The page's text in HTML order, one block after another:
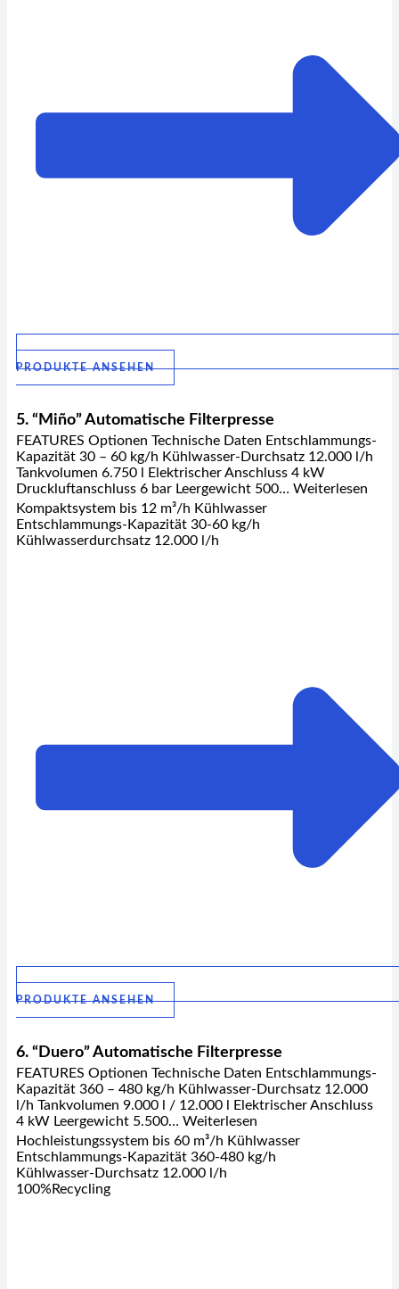
PRODUKTE ANSEHEN
5. “Miño” Automatische Filterpresse
FEATURES Optionen Technische Daten Entschlammungs-
Kapazität 30 – 60 kg/h Kühlwasser-Durchsatz 12.000 l/h
Tankvolumen 6.750 l Elektrischer Anschluss 4 kW
Druckluftanschluss 6 bar Leergewicht 500… Weiterlesen
Kompaktsystem bis 12 m³/h Kühlwasser
Entschlammungs-Kapazität 30-60 kg/h
Kühlwasserdurchsatz 12.000 l/h
PRODUKTE ANSEHEN
6. “Duero” Automatische Filterpresse
FEATURES Optionen Technische Daten Entschlammungs-
Kapazität 360 – 480 kg/h Kühlwasser-Durchsatz 12.000
l/h Tankvolumen 9.000 l / 12.000 l Elektrischer Anschluss
4 kW Leergewicht 5.500… Weiterlesen
Hochleistungssystem bis 60 m³/h Kühlwasser
Entschlammungs-Kapazität 360-480 kg/h
Kühlwasser-Durchsatz 12.000 l/h
100%Recycling